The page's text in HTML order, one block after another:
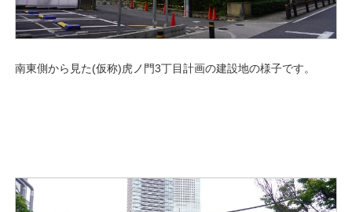
南東側から見た(仮称)虎ノ門3丁目計画の建設地の様子です。